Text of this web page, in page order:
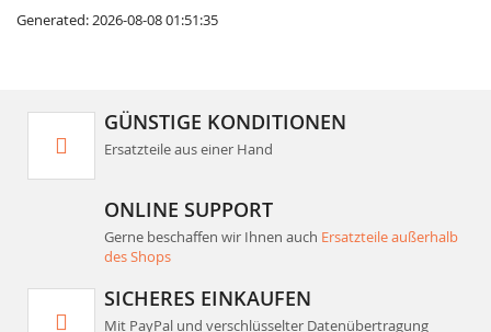
Generated: 2026-08-08 01:51:35
GÜNSTIGE KONDITIONEN
Ersatzteile aus einer Hand
ONLINE SUPPORT
Gerne beschaffen wir Ihnen auch Ersatzteile außerhalb
des Shops
SICHERES EINKAUFEN
Mit PayPal und verschlüsselter Datenübertragung